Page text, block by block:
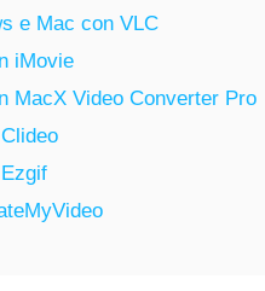
e Mac con VLC
iMovie
MacX Video Converter Pro